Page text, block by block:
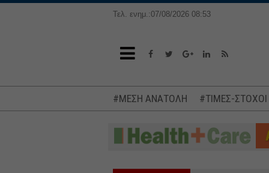
Τελ. ενημ.:07/08/2026 08:53
#ΜΕΣΗ ΑΝΑΤΟΛΗ #ΤΙΜΕΣ-